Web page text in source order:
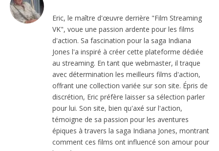
Eric, le maître d'œuvre derrière "Film Streaming
VK", voue une passion ardente pour les films
d'action. Sa fascination pour la saga Indiana
Jones l'a inspiré à créer cette plateforme dédiée
au streaming. En tant que webmaster, il traque
avec détermination les meilleurs films d'action,
offrant une collection variée sur son site. Épris de
discrétion, Eric préfère laisser sa sélection parler
pour lui. Son site, bien qu'axé sur l'action,
témoigne de sa passion pour les aventures
épiques à travers la saga Indiana Jones, montrant
comment ces films ont influencé son amour pour